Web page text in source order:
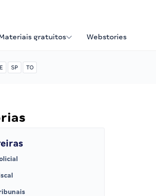
gratuitos Webstories
SP TO